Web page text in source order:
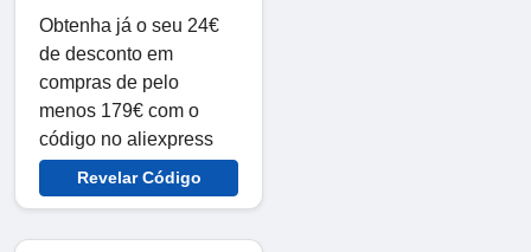
Obtenha já o seu 24€
de desconto em
compras de pelo
menos 179€ com o
código no aliexpress
Revelar Código